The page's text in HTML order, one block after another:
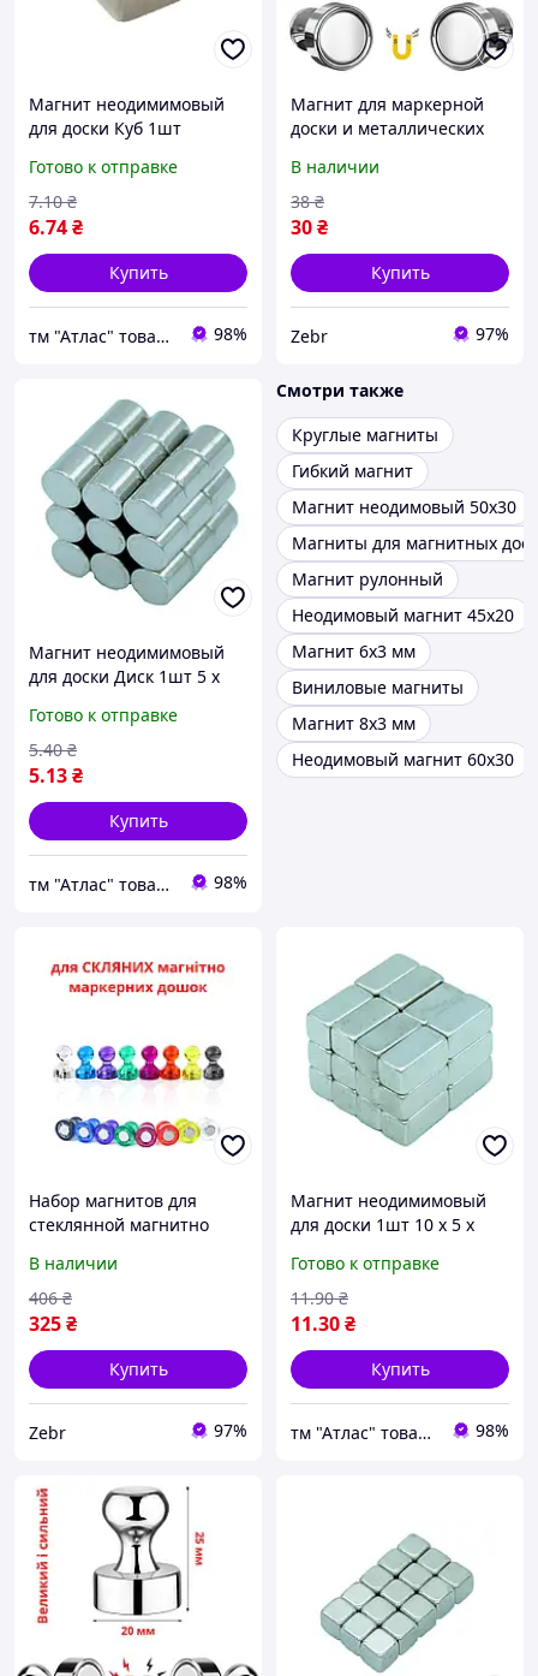
Магнит неодимимовый
для доски Куб 1шт
Готово к отправке
6.74₴
7.10 ₴
Купить
тм "Атлас" товари від виробника 98%
Магнит для маркерной
доски и металлических
неодимовый магнит на
холодильник 12х16 мм
серебристый Mag-S-
metal-1
В наличии
30₴
38 ₴
Купить
Zebr 97%
Магнит неодимимовый
для доски Диск 1шт 5 х
Готово к отправке
5.13₴
5.40 ₴
Купить
тм "Атлас" товари від виробника 98%
Смотри также
Круглые магниты
Гибкий магнит
Магнит неодимовый 50х30
Магниты для магнитных
Магнит рулонный
Неодимовый магнит 45х20
Магнит 6х3 мм
Виниловые магниты
Магнит 8х3 мм
Неодимовый магнит 60х30
Набор магнитов для
стеклянной магнитно
металлических
поверхностей
неодимовый магнит 8
штук средний магнит на
В наличии
325₴
406 ₴
Купить
Zebr 97%
Магнит неодимимовый
для доски 1шт 10 х 5 х
Готово к отправке
11.30₴
11.90 ₴
Купить
тм "Атлас" товари від виробника 98%